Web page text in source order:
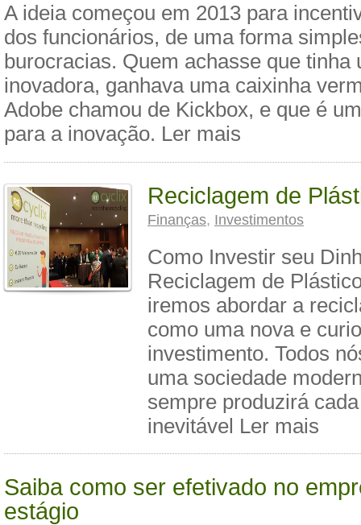
A ideia começou em 2013 para
dos funcionários, de uma forma
burocracias. Quem achasse que tinha
inovadora, ganhava uma caixinha
Adobe chamou de Kickbox, e que é
para a inovação. Ler mais
Reciclagem de
Finanças, Investimentos
Como Investir seu
Reciclagem de
iremos abordar a
como uma nova e
investimento. Todos
uma sociedade
sempre produzirá
inevitável Ler mais
Saiba como ser efetivado no
estágio